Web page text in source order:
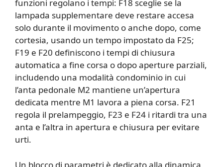
funzioni regolano i tempi: F18 sceglie se la
lampada supplementare deve restare accesa
solo durante il movimento o anche dopo, come
cortesia, usando un tempo impostato da F25;
F19 e F20 definiscono i tempi di chiusura
automatica a fine corsa o dopo aperture parziali,
includendo una modalità condominio in cui
l’anta pedonale M2 mantiene un’apertura
dedicata mentre M1 lavora a piena corsa. F21
regola il prelampeggio, F23 e F24 i ritardi tra una
anta e l’altra in apertura e chiusura per evitare
urti.